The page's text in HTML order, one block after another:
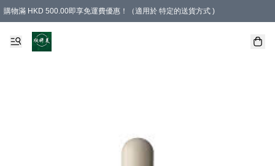
購物滿 HKD 500.00即享免運費優惠！（適用於 特定的送貨方式 )